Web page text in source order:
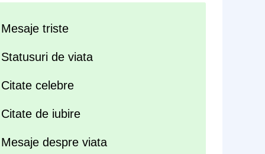
Mesaje triste
Statusuri de viata
Citate celebre
Citate de iubire
Mesaje despre viata